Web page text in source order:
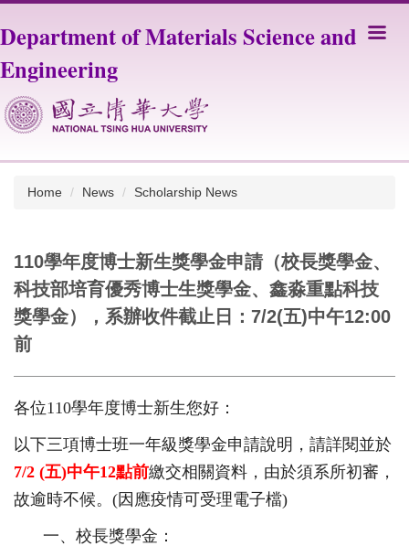
to
main
block
Department of Materials Science and
Engineering
Home News Scholarship News
110學年度博士新生獎學金申請（校長獎學金、
科技部培育優秀博士生獎學金、鑫淼重點科技
獎學金），系辦收件截止日：7/2(五)中午12:00
前
各位110學年度博士新生您好：
以下三項博士班一年級獎學金申請說明，請詳閱並於
7/2 (五)中午12點前繳交相關資料，由於須系所初審，
故逾時不候。(因應疫情可受理電子檔)
一、 校長獎學金：